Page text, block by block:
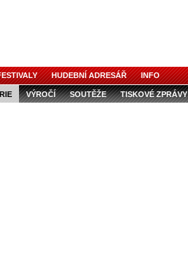
HUDEBNÍ ADRESÁŘ INFO
VÝROČÍ SOUTĚŽE TISKOVÉ ZPRÁVY